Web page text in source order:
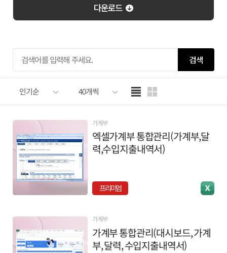
다운로드
검색
인기순 40개씩
가계부
엑셀가계부 통합관리(가계부,달
력,수입지출내역서)
프리미엄
가계부
가계부 통합관리(대시보드, 가계
부, 달력, 수입지출내역서)